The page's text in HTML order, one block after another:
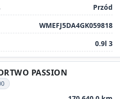
Przód
WMEFJ5DA4GK059818
0.9l 3
PASSION